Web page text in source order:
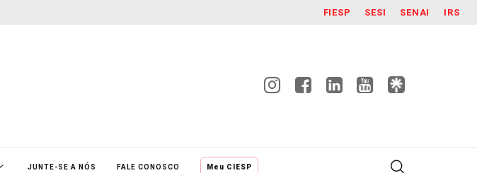
FIESP SESI SENAI IRS
JUNTE-SE A NÓS FALE CONOSCO Meu CIESP